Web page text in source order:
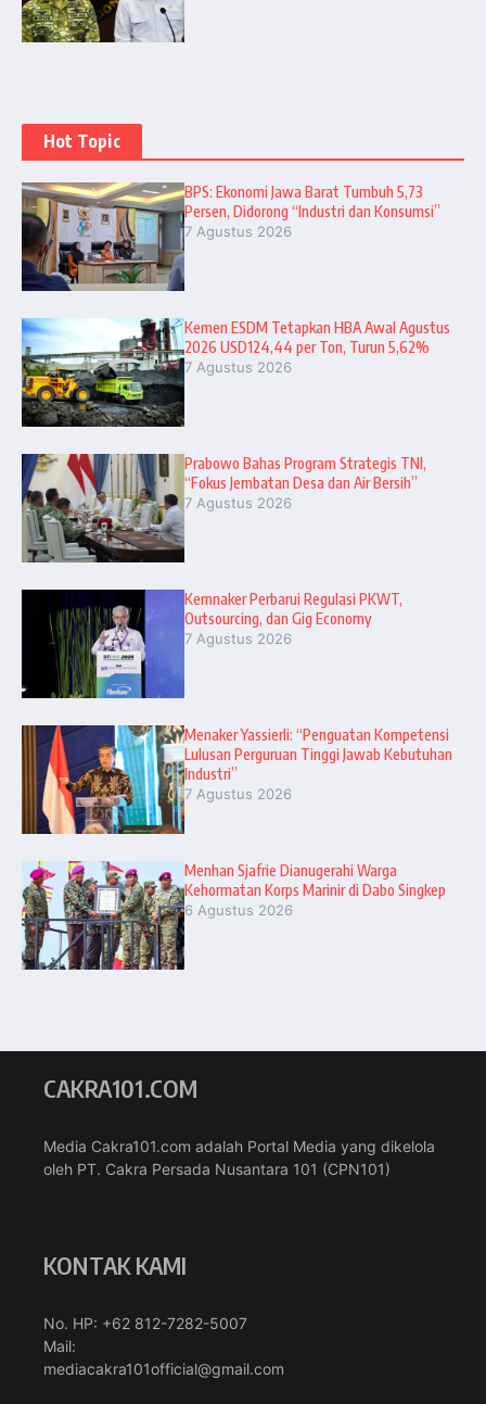
Hot Topic
BPS: Ekonomi Jawa Barat Tumbuh 5,73
Persen, Didorong “Industri dan Konsumsi”
7 Agustus 2026
Kemen ESDM Tetapkan HBA Awal Agustus
2026 USD124,44 per Ton, Turun 5,62%
7 Agustus 2026
Prabowo Bahas Program Strategis TNI,
“Fokus Jembatan Desa dan Air Bersih”
7 Agustus 2026
Kemnaker Perbarui Regulasi PKWT,
Outsourcing, dan Gig Economy
7 Agustus 2026
Menaker Yassierli: “Penguatan Kompetensi
Lulusan Perguruan Tinggi Jawab Kebutuhan
Industri”
7 Agustus 2026
Menhan Sjafrie Dianugerahi Warga
Kehormatan Korps Marinir di Dabo Singkep
6 Agustus 2026
CAKRA101.COM
Media Cakra101.com adalah Portal Media yang dikelola
oleh PT. Cakra Persada Nusantara 101 (CPN101)
KONTAK KAMI
No. HP: +62 812-7282-5007
Mail:
mediacakra101official@gmail.com